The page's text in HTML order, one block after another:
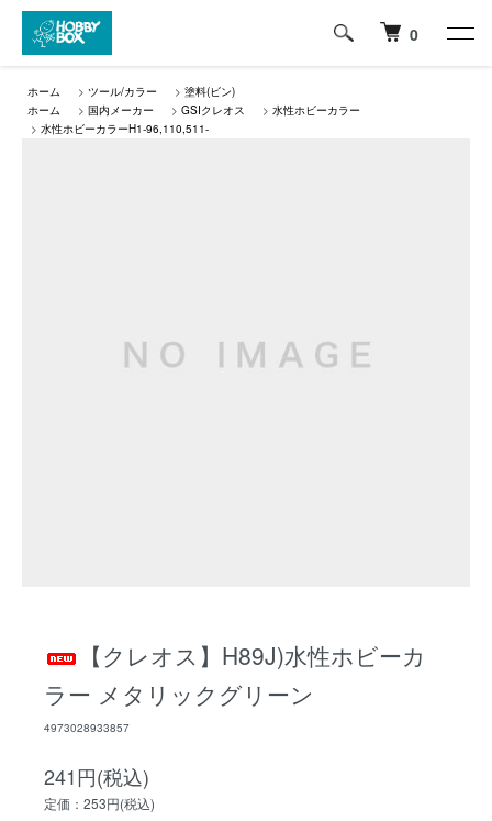
0
ホーム > ツール/カラー > 塗料(ビン)
ホーム
> 国内メーカー > GSIクレオス > 水性ホビーカラー
> 水性ホビーカラーH1-96,110,511-
【クレオス】H89J)水性ホビーカ
ラー メタリックグリーン
4973028933857
241円(税込)
定価：253円(税込)